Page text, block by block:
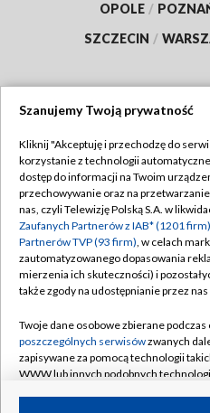
OPOLE /
SZCZECIN /
Abonament TVP
Emisja w TVP
Centrum informacji TVP
Naziemna Telewizja
Rada Programowa
System NOS
Informacje o nadawcy
Polityka
Moje
Szanujemy Twoją prywatność
Kliknij "Akceptuję i przechodzę do
korzystanie z technologii
dostęp do informacji na Twoim
przechowywanie oraz na
nas, czyli Telewizję Polską S.A. w
Zaufanych Partnerów z IAB* (1201 firm)
Partnerów TVP (93 firm), w celach
zautomatyzowanego dopasowania
mierzenia ich skuteczności) i
także zgody na udostępnianie przez
Twoje dane osobowe zbierane
poszczególnych serwisówzwanych
zapisywane za pomocą technologii
WWW lub innych podobnych